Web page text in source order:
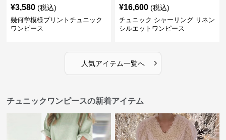
¥3,580 (税込)
幾何学模様プリントチュニック
ワンピース
¥16,600 (税込)
チュニック シャーリング リネン
シルエットワンピース
人気アイテム一覧へ ›
チュニックワンピースの新着アイテム